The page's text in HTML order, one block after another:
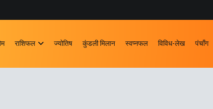
राशिफल ज्योतिष कुंडली मिलान स्वप्नफल विविध-लेख पंचाँग